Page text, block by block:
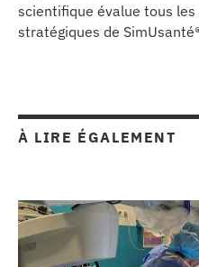
scientifique évalue tous
stratégiques de
À LIRE ÉGALEMENT